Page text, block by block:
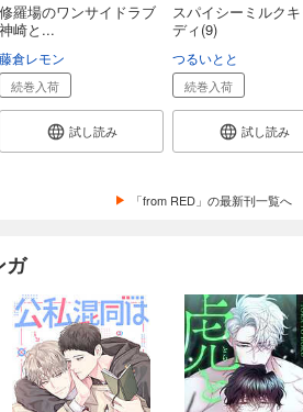
修羅場のワンサイドラブ
神崎と...
藤倉レモン
続巻入荷
試し読み
スパイシーミルク
ディ(9)
つるいとと
続巻入荷
試し読み
「from RED」の最新刊一覧へ
ガ